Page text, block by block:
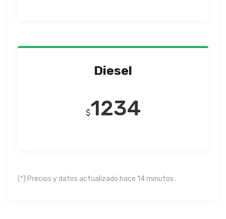
Diesel
$1234
(*) Precios y datos actualizado hace 14 minutos .